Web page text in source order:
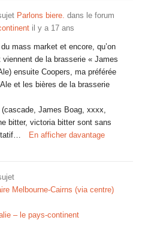
Parlons biere. dans le forum
il y a 17 ans
mass market et encore, qu’on
de la brasserie « James
ensuite Coopers, ma préférée
et les bières de la brasserie
(cascade, James Boag, xxxx,
bitter, victoria bitter sont sans
En afficher davantage
Melbourne-Cairns (via centre)
– le pays-continent